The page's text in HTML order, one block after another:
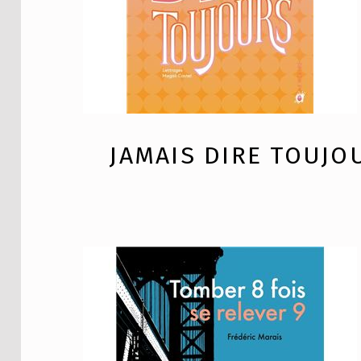
JAMAIS DIRE